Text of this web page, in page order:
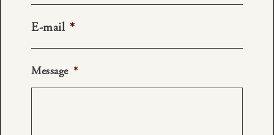
E-mail *
Message *